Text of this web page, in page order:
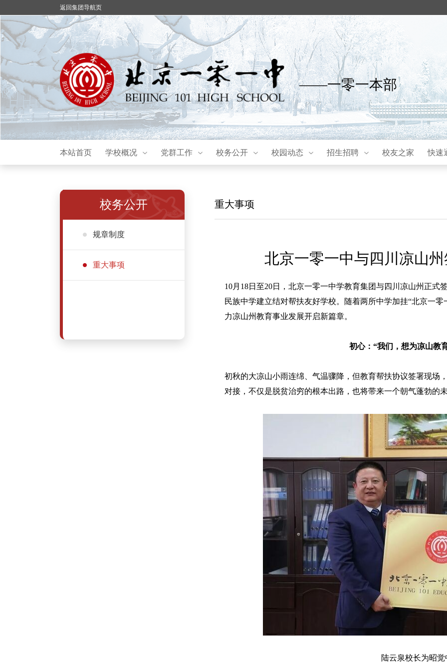
返回集团导航页
——一零一本部
本站首页 学校概况 党群工作 校务公开 校园动态 招生招聘 校友之家 快速
校务公开
规章制度
重大事项
重大事项
北京一零一中与四川凉山
10月18日至20日，北京一零一中学教育集团与四川凉山州正
民族中学建立结对帮扶友好学校。随着两所中学加挂“北京一
力凉山州教育事业发展开启新篇章。
初心：“我们，想为凉山教
初秋的大凉山小雨连绵、气温骤降，但教育帮扶协议签署现场
对接，不仅是脱贫治穷的根本出路，也将带来一个朝气蓬勃的
陆云泉校长为昭